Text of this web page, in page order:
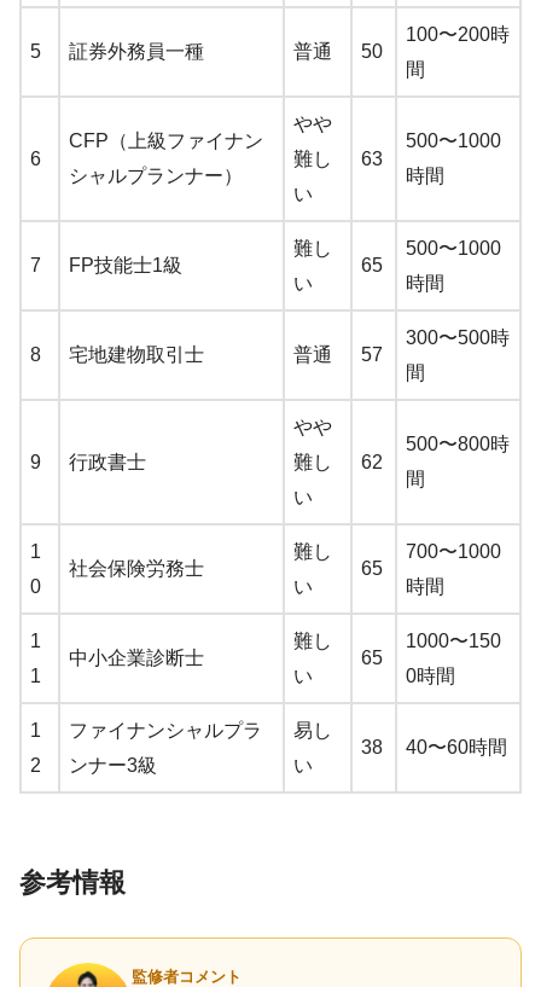
5 証券外務員一種 普通 50
100〜200時
間
6
CFP（上級ファイナン
シャルプランナー）
やや
難し
い
63
500〜1000
時間
7 FP技能士1級
難し
い
65
500〜1000
時間
8 宅地建物取引士 普通 57
300〜500時
間
9 行政書士
やや
難し
い
62
500〜800時
間
1
0
社会保険労務士
難し
い
65
700〜1000
時間
1
1
中小企業診断士
難し
い
65
1000〜150
0時間
1
2
ファイナンシャルプラ
ンナー3級
易し
い
38 40〜60時間
参考情報
監修者コメント